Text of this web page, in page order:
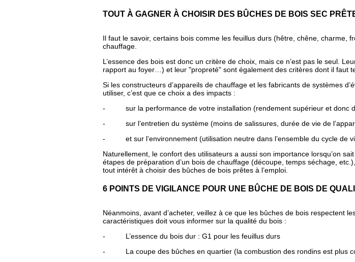
TOUT À GAGNER À CHOISIR DES BÛCHES DE BOIS SEC
Il faut le savoir, certains bois comme les feuillus durs (hêtre, chêne, charme,
chauffage.
L’essence des bois est donc un critère de choix, mais ce n’est pas le seul.
rapport au foyer…) et leur "propreté" sont également des critères dont il faut
Si les constructeurs d’appareils de chauffage et les fabricants de systèmes
utiliser, c’est que ce choix a des impacts :
- sur la performance de votre installation (rendement supérieur et donc
- sur l’entretien du système (moins de salissures, durée de vie de
- et sur l’environnement (utilisation neutre dans l’ensemble du cycle de
Naturellement, le confort des utilisateurs a aussi son importance lorsqu’on
étapes de préparation d’un bois de chauffage (découpe, temps séchage,
tout intérêt à choisir des bûches de bois prêtes à l’emploi.
6 POINTS DE VIGILANCE POUR UNE BÛCHE DE BOIS DE
Néanmoins, avant d’acheter, veillez à ce que les bûches de bois respectent
caractéristiques doit vous informer sur la qualité du bois :
- L’essence du bois dur : G1 pour les feuillus durs
- La coupe des bûches en quartier (la combustion des rondins est plus